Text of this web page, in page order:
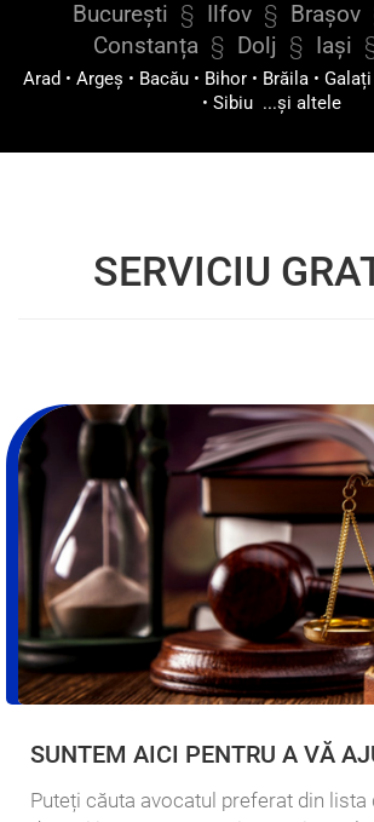
București § Ilfov§ Brașov
Constanța § Dolj § Iași
Arad • Argeș • Bacău • Bihor • Brăila • Galați
• Sibiu ...și altele
SERVICIU
SUNTEM AICI PENTRU A VĂ
Puteți căuta avocatul preferat din